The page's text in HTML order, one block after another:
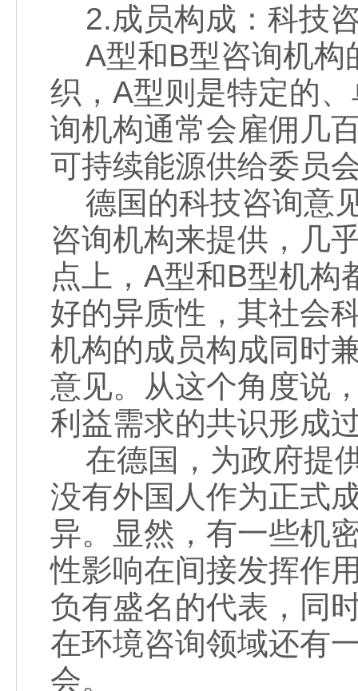
2.成员构成：科技
A型和B型咨询机构
织，A型则是特定的
询机构通常会雇佣几
可持续能源供给委员
德国的科技咨询意
咨询机构来提供，几
点上，A型和B型机构
好的异质性，其社会
机构的成员构成同时
意见。从这个角度说
利益需求的共识形成
在德国，为政府提
没有外国人作为正式
异。显然，有一些机
性影响在间接发挥作
负有盛名的代表，同
在环境咨询领域还有
会。